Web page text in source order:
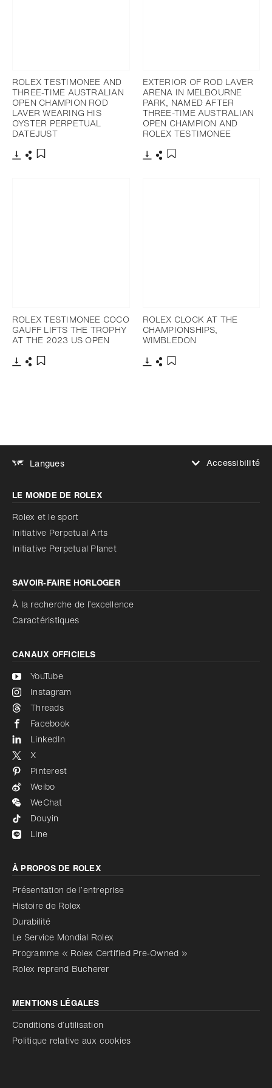
ROLEX TESTIMONEE AND
THREE-TIME AUSTRALIAN
OPEN CHAMPION ROD
LAVER WEARING HIS
OYSTER PERPETUAL
DATEJUST
EXTERIOR OF ROD LAVER
ARENA IN MELBOURNE
PARK, NAMED AFTER
THREE-TIME AUSTRALIAN
OPEN CHAMPION AND
ROLEX TESTIMONEE
ROLEX TESTIMONEE COCO
GAUFF LIFTS THE TROPHY
AT THE 2023 US OPEN
ROLEX CLOCK AT THE
CHAMPIONSHIPS,
WIMBLEDON
Langues
Accessibilité
Augmenter le contraste
Désactivé
Réduire les animations
Réduire les animations
Désactivé
LE MONDE DE ROLEX
Rolex et le sport
Initiative Perpetual Arts
Initiative Perpetual Planet
SAVOIR‑FAIRE HORLOGER
À la recherche de l’excellence
Caractéristiques
CANAUX OFFICIELS
YouTube
Instagram
Threads
Facebook
LinkedIn
X
Pinterest
Weibo
WeChat
Douyin
Line
À PROPOS DE ROLEX
Présentation de l’entreprise
Histoire de Rolex
Durabilité
Le Service Mondial Rolex
Programme « Rolex Certified Pre‑Owned »
Rolex reprend Bucherer
MENTIONS LÉGALES
Conditions d’utilisation
Politique relative aux cookies